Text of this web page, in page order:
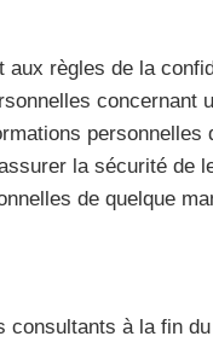
règles de la
concernant
personnelles
la sécurité de
de quelque
consultants à la fin